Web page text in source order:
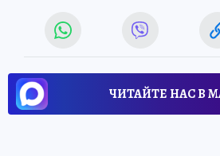
ЧИТАЙТЕ НАС В